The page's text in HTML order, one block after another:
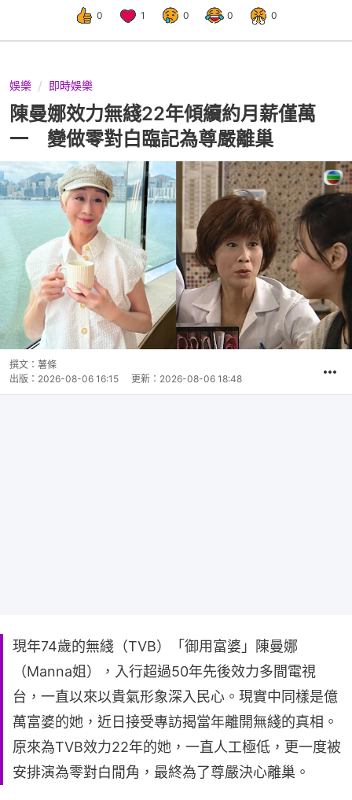
0 1 0 0 0
娛樂 即時娛樂
陳曼娜效力無綫22年傾續約月薪僅萬
一 變做零對白臨記為尊嚴離巢
撰文： 薯條
出版： 2026-08-06 16:15 更新： 2026-08-06 18:48
現年74歲的無綫（TVB）「御用富婆」陳曼娜
（Manna姐），入行超過50年先後效力多間電視
台，一直以來以貴氣形象深入民心。現實中同樣是億
萬富婆的她，近日接受專訪揭當年離開無綫的真相。
原來為TVB效力22年的她，一直人工極低，更一度被
安排演為零對白閒角，最終為了尊嚴決心離巢。